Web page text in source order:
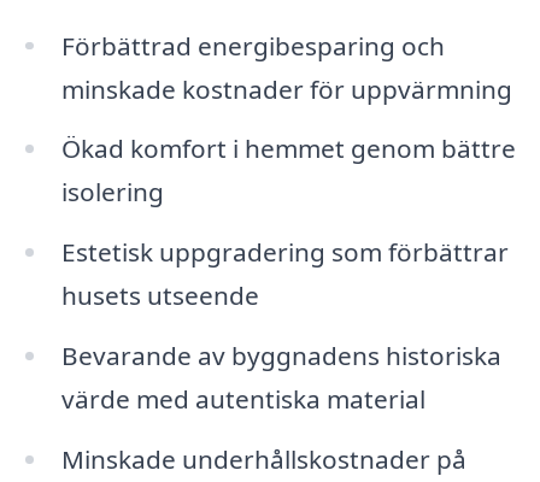
Förbättrad energibesparing och
minskade kostnader för uppvärmning
Ökad komfort i hemmet genom bättre
isolering
Estetisk uppgradering som förbättrar
husets utseende
Bevarande av byggnadens historiska
värde med autentiska material
Minskade underhållskostnader på